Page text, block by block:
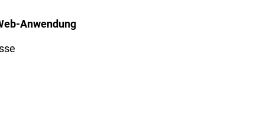
Anwendung